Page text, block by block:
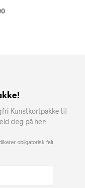
Kunstkortpakke til
deg på her:
obligatorisk felt